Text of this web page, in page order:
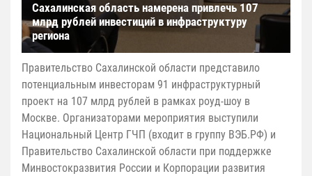
Сахалинская область намерена привлечь 107
млрд рублей инвестиций в инфраструктуру
региона
Правительство Сахалинской области представило
потенциальным инвесторам 91 инфраструктурный
проект на 107 млрд рублей в рамках роуд-шоу в
Москве. Организаторами мероприятия выступили
Национальный Центр ГЧП (входит в группу ВЭБ.РФ) и
Правительство Сахалинской области при поддержке
Минвостокразвития России и Корпорации развития